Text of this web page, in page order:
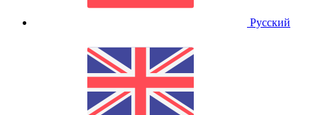
Русский